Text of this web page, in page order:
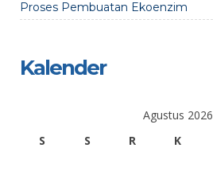
Proses Pembuatan Ekoenzim
Kalender
Agustus 2026
S
S R K